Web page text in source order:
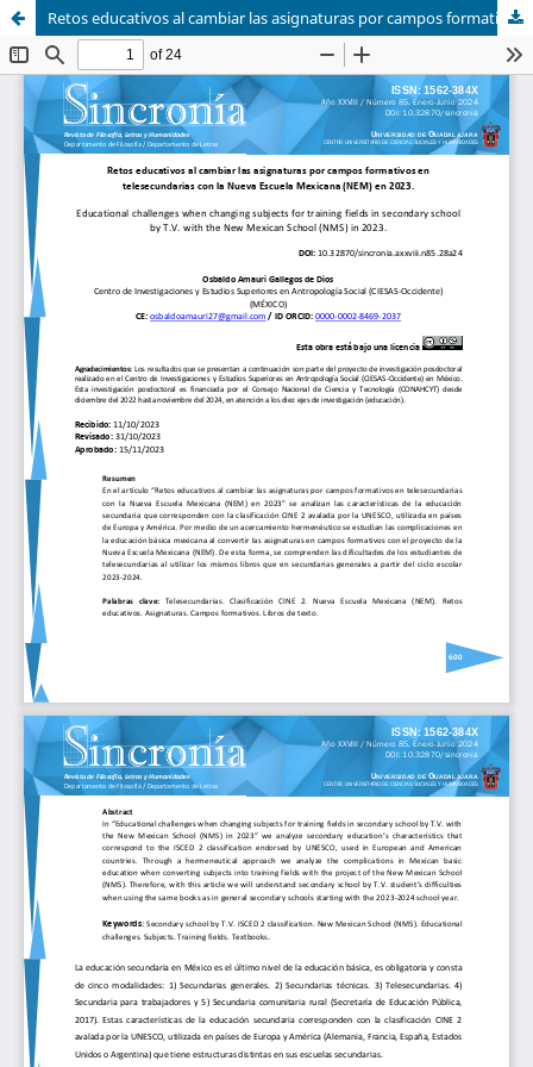
Retos educativos al cambiar las asignaturas por campos formativos en telesecundarias con la Nueva Escuela Mexicana (NEM) en 202